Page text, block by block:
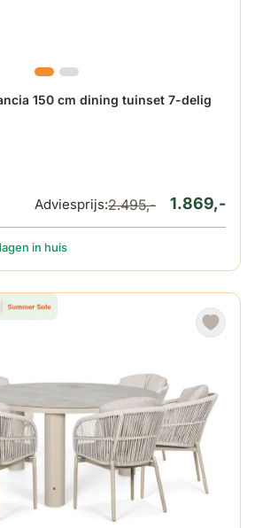
150 cm dining tuinset 7-delig
van de gekozen opties op de
1.869,-
Adviesprijs:2.495,-
in huis